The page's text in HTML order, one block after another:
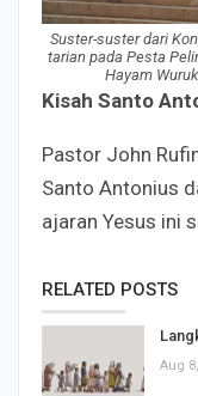
Suster-suster dari
tarian pada Pesta
Hayam
Kisah Santo
Pastor John
Santo Antonius
ajaran Yesus ini
RELATED POSTS
Aug